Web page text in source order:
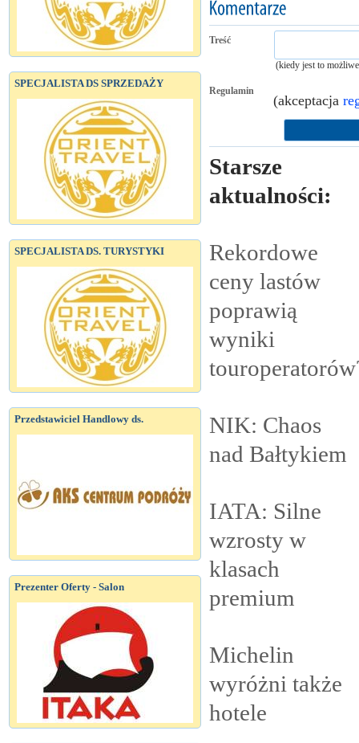
SPECJALISTA DS SPRZEDAŻY
SPECJALISTA DS. TURYSTYKI
Przedstawiciel Handlowy ds.
Prezenter Oferty - Salon
Treść
(kiedy jest to
Regulamin
(akceptacja
Starsze
aktualności:
Rekordowe
ceny lastów
poprawią
wyniki
NIK: Chaos
nad Bałtykiem
IATA: Silne
wzrosty w
klasach
premium
Michelin
wyróżni także
hotele